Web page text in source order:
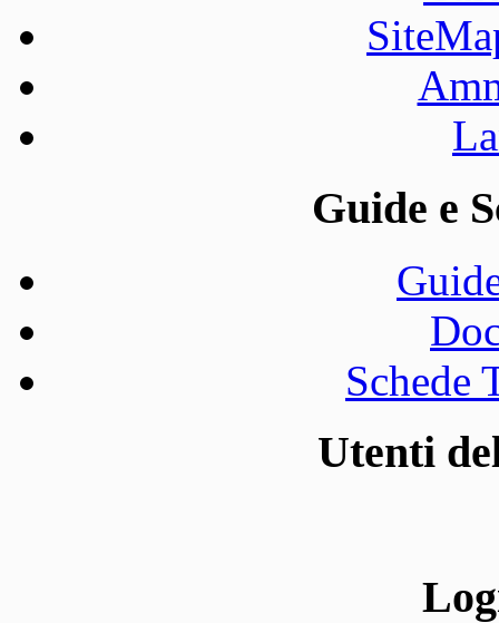
Guide e
Schede
Utenti